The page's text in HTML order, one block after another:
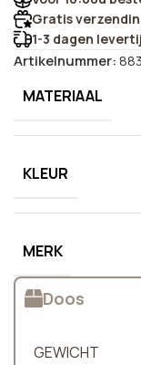
Gratis
1-3 dagen
Artikelnummer:
MATERIAAL
KLEUR
MERK
Doos
GEWICHT